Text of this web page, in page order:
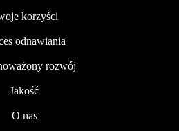
korzyści
odnawiania
rozwój
Jakość
O nas